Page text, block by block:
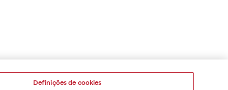
Definições de cookies